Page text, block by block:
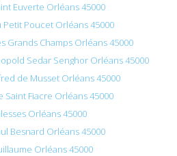
Euverte Orléans 45000
Poucet Orléans 45000
Grands Champs Orléans 45000
Sedar Senghor Orléans 45000
de Musset Orléans 45000
Fiacre Orléans 45000
Orléans 45000
Besnard Orléans 45000
Orléans 45000